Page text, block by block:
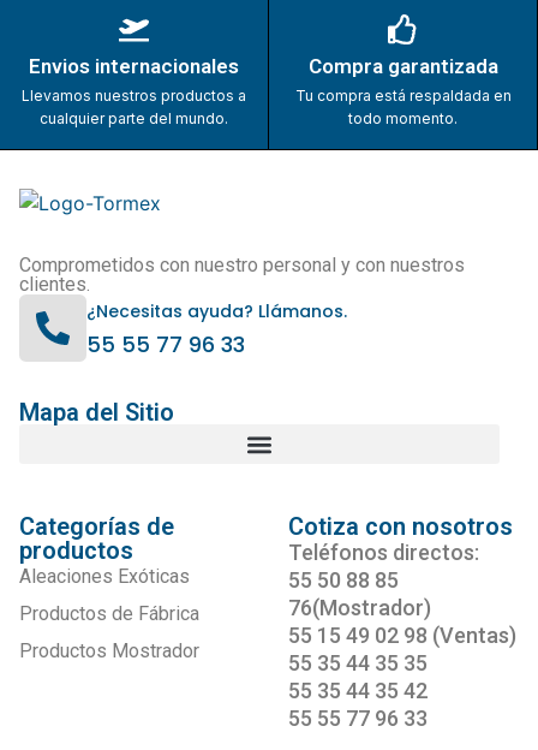
Envios internacionales
Llevamos nuestros productos a
cualquier parte del mundo.
Compra garantizada
Tu compra está respaldada en
todo momento.
Comprometidos con nuestro personal y con nuestros
clientes.
¿Necesitas ayuda? Llámanos.
55 55 77 96 33
Mapa del Sitio
Categorías de
productos
Aleaciones Exóticas
Productos de Fábrica
Productos Mostrador
Cotiza con nosotros
Teléfonos directos:
55 50 88 85
76(Mostrador)
55 15 49 02 98 (Ventas)
55 35 44 35 35
55 35 44 35 42
55 55 77 96 33